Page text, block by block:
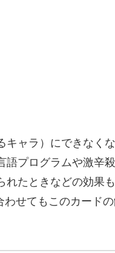
ャラ）にできなく
プログラムや激辛
たときなどの効果
せてもこのカード